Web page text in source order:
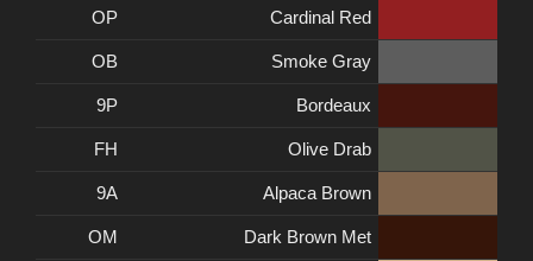
Cardinal Red
OP
Smoke Gray
OB
Bordeaux
9P
Olive Drab
FH
Alpaca Brown
9A
Dark Brown Met
OM